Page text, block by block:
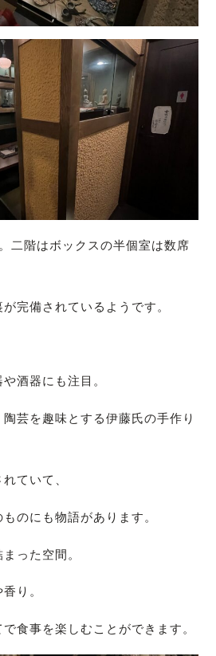
二階はボックスの半個室は数席
完備されているようです。
酒器にも注目。
芸を趣味とする伊藤氏の手作り
ていて、
のにも物語があります。
った空間。
り。
食事を楽しむことができます。